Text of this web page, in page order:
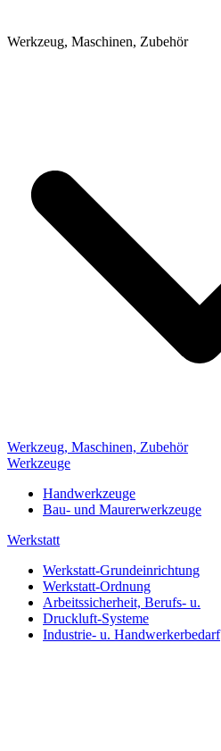
Werkzeug, Maschinen, Zubehör
Werkzeug, Maschinen, Zubehör
Werkzeuge
Handwerkzeuge
Bau- und Maurerwerkzeuge
Werkstatt
Werkstatt-Grundeinrichtung
Werkstatt-Ordnung
Arbeitssicherheit, Berufs- u.
Druckluft-Systeme
Industrie- u. Handwerkerbedarf